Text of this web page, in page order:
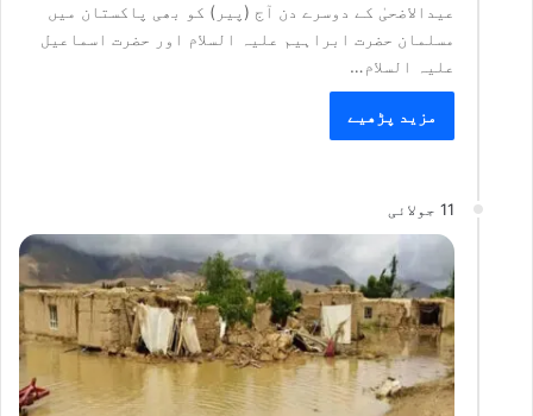
عیدالاضحیٰ کے دوسرے دن آج (پیر) کو بھی پاکستان میں
مسلمان حضرت ابراہیم علیہ السلام اور حضرت اسماعیل
علیہ السلام…
مزید پڑھیے
11 جولائی